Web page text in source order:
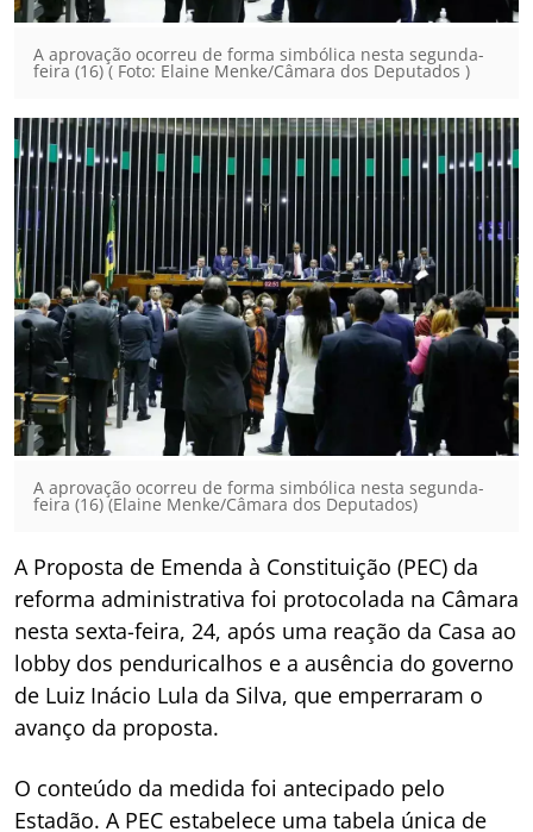
A aprovação ocorreu de forma simbólica nesta segunda-
feira (16) ( Foto: Elaine Menke/Câmara dos Deputados )
A aprovação ocorreu de forma simbólica nesta segunda-
feira (16) (Elaine Menke/Câmara dos Deputados)
A Proposta de Emenda à Constituição (PEC) da
reforma administrativa foi protocolada na Câmara
nesta sexta-feira, 24, após uma reação da Casa ao
lobby dos penduricalhos e a ausência do governo
de Luiz Inácio Lula da Silva, que emperraram o
avanço da proposta.
O conteúdo da medida foi antecipado pelo
Estadão. A PEC estabelece uma tabela única de